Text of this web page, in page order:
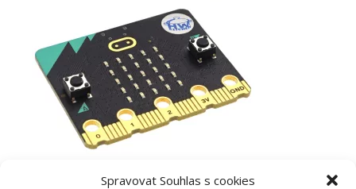
Spravovat Souhlas s cookies